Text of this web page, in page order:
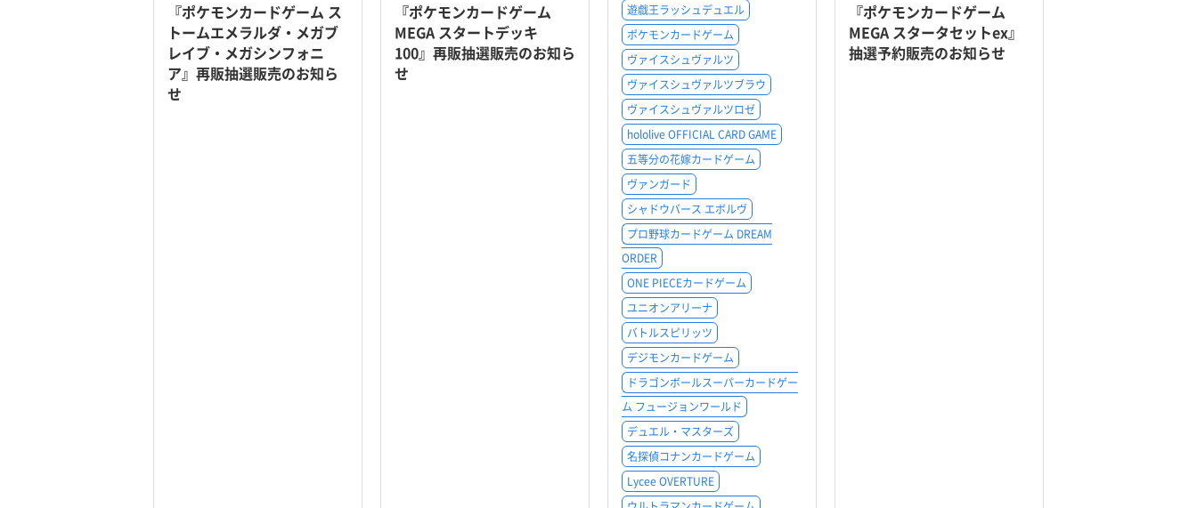
『ポケモンカードゲーム ス
トームエメラルダ・メガブ
レイブ・メガシンフォニ
ア』再販抽選販売のお知ら
せ
『ポケモンカードゲーム
MEGA スタートデッキ
100』再販抽選販売のお知ら
せ
遊戯王ラッシュデュエル
ポケモンカードゲーム
ヴァイスシュヴァルツ
ヴァイスシュヴァルツブラウ
ヴァイスシュヴァルツロゼ
hololive OFFICIAL CARD GAME
五等分の花嫁カードゲーム
ヴァンガード
シャドウバース エボルヴ
プロ野球カードゲーム DREAM
ORDER
ONE PIECEカードゲーム
ユニオンアリーナ
バトルスピリッツ
デジモンカードゲーム
ドラゴンボールスーパーカードゲー
ム フュージョンワールド
デュエル・マスターズ
名探偵コナンカードゲーム
Lycee OVERTURE
『ポケモンカードゲーム
MEGA スタータセットex』
抽選予約販売のお知らせ